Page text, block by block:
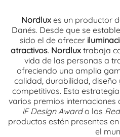
Nordlux es un productor
Danés. Desde que se
sido el de ofrecer
atractivos. Nordlux trabaja
vida de las personas a
ofreciendo una amplia
calidad, durabilidad,
competitivos. Esta
varios premios
iF Design Awardo los
productos estén presentes
el